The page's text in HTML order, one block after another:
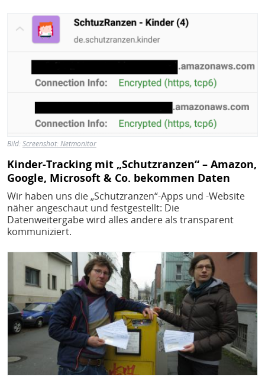
Bild:Screenshot: Netmonitor
Kinder-Tracking mit „Schutzranzen“ – Amazon,
Google, Microsoft & Co. bekommen Daten
Wir haben uns die „Schutzranzen“-Apps und -Website
näher angeschaut und festgestellt: Die
Datenweitergabe wird alles andere als transparent
kommuniziert.
Bild